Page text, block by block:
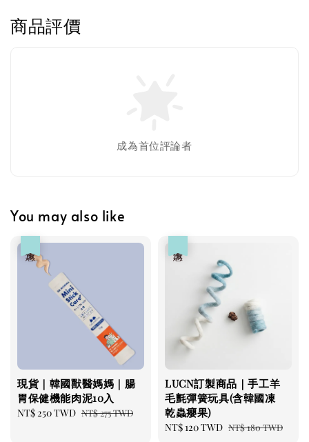
NT$ 119 TWD
NT$ 145 TWD
- +
加入購物車
瀏覽更多
商品評價
成為首位評論者
You may also like
現貨｜韓國獸醫媽媽｜腸
胃保健機能肉泥10入
Sale
NT$ 250 TWD Regular
NT$ 275 TWD
LUCN訂製商品｜手工羊
毛氈彈簧玩具(含韓國凍
乾蟲癭果)
Sale
NT$ 120 TWD Regular
NT$ 180 TWD